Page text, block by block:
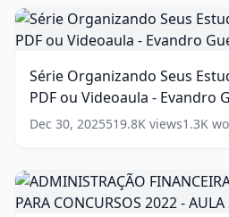
Série
Organizando
Seus
-
#02
Estudar
por
ou
Videoaula
-
Série Organizando Seus
PDF ou Videoaula - Evandro
words)
Dec 30, 2025519.8K views1.3K
ADMINISTRAÇÃO
FINANCEIRA
E